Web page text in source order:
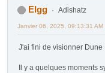
Elgg Adishatz
Janvier 06, 2025, 09:13:31 AM
J'ai fini de visionner Dune
Il y a quelques moments